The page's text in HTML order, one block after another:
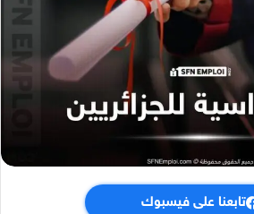
تابعنا على فيسبوك